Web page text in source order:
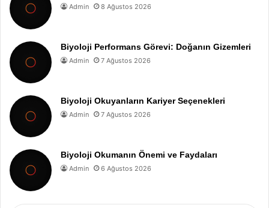
Admin 8 Ağustos 2026
Biyoloji Performans Görevi: Doğanın Gizemleri
Admin 7 Ağustos 2026
Biyoloji Okuyanların Kariyer Seçenekleri
Admin 7 Ağustos 2026
Biyoloji Okumanın Önemi ve Faydaları
Admin 6 Ağustos 2026